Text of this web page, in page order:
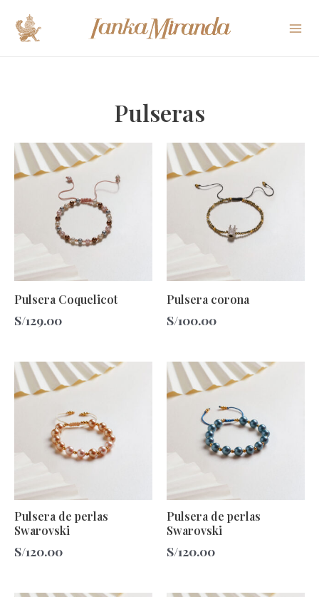
contenido
Pulseras
Pulsera Coquelicot
S/129.00
Pulsera corona
S/100.00
Pulsera de perlas
Swarovski
S/120.00
Pulsera de perlas
Swarovski
S/120.00